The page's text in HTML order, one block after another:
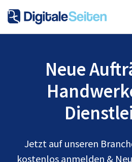
Neue
Jetzt auf unseren
kostenlos anmelden &